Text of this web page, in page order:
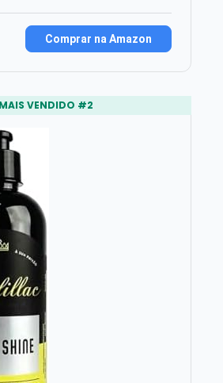
Comprar na Amazon
MAIS VENDIDO #2